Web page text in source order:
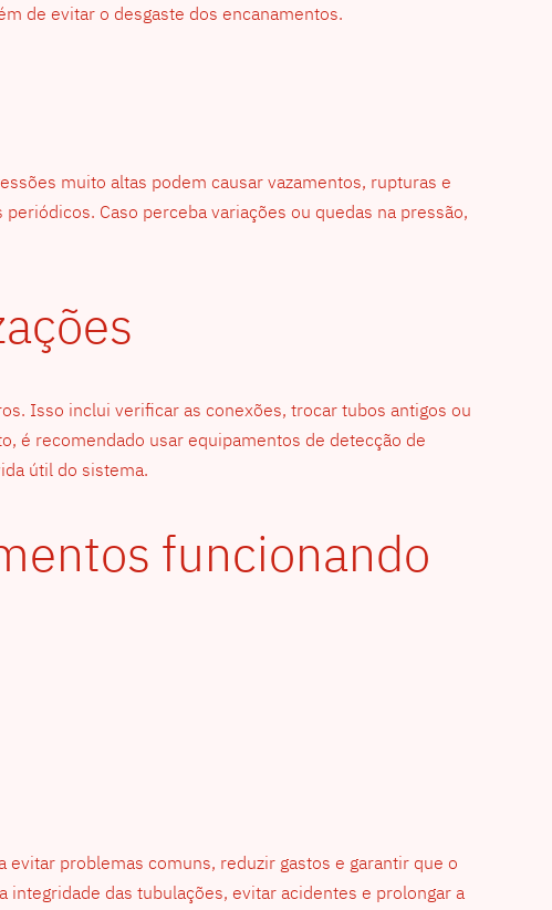
de evitar o desgaste dos encanamentos.
muito altas podem causar vazamentos, rupturas e
Caso perceba variações ou quedas na pressão,
Isso inclui verificar as conexões, trocar tubos antigos ou
é recomendado usar equipamentos de detecção de
útil do sistema.
funcionando
problemas comuns, reduzir gastos e garantir que o
das tubulações, evitar acidentes e prolongar a